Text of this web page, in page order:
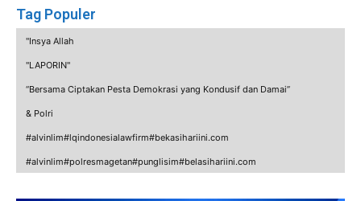
Tag Populer
"Insya Allah
"LAPORIN"
“Bersama Ciptakan Pesta Demokrasi yang Kondusif dan Damai”
& Polri
#alvinlim#lqindonesialawfirm#bekasihariini.com
#alvinlim#polresmagetan#punglisim#belasihariini.com